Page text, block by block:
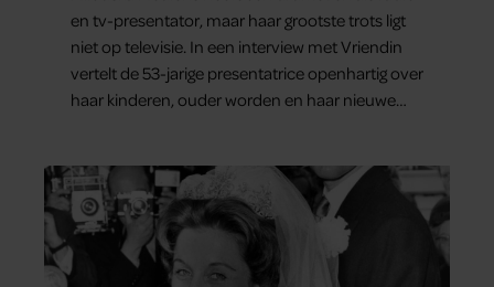
en tv-presentator, maar haar grootste trots ligt
niet op televisie. In een interview met Vriendin
vertelt de 53-jarige presentatrice openhartig over
haar kinderen, ouder worden en haar nieuwe
dag het meest bezighouden.